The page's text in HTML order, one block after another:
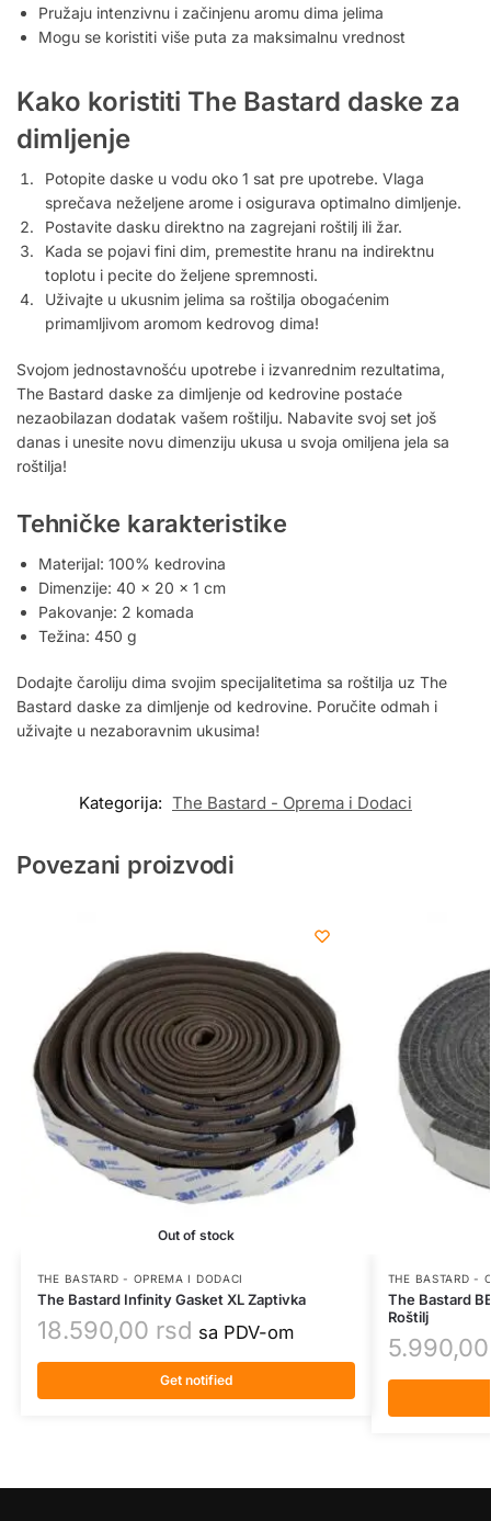
Pružaju intenzivnu i začinjenu aromu dima jelima
Mogu se koristiti više puta za maksimalnu vrednost
Kako koristiti The Bastard daske za
dimljenje
Potopite daske u vodu oko 1 sat pre upotrebe. Vlaga
sprečava neželjene arome i osigurava optimalno dimljenje.
Postavite dasku direktno na zagrejani roštilj ili žar.
Kada se pojavi fini dim, premestite hranu na indirektnu
toplotu i pecite do željene spremnosti.
Uživajte u ukusnim jelima sa roštilja obogaćenim
primamljivom aromom kedrovog dima!
Svojom jednostavnošću upotrebe i izvanrednim rezultatima,
The Bastard daske za dimljenje od kedrovine postaće
nezaobilazan dodatak vašem roštilju. Nabavite svoj set još
danas i unesite novu dimenziju ukusa u svoja omiljena jela sa
roštilja!
Tehničke karakteristike
Materijal: 100% kedrovina
Dimenzije: 40 x 20 x 1 cm
Pakovanje: 2 komada
Težina: 450 g
Dodajte čaroliju dima svojim specijalitetima sa roštilja uz The
Bastard daske za dimljenje od kedrovine. Poručite odmah i
uživajte u nezaboravnim ukusima!
Kategorija: The Bastard - Oprema i Dodaci
Povezani proizvodi
Out of stock
THE BASTARD - OPREMA I DODACI
The Bastard Infinity Gasket XL Zaptivka
18.590,00 rsd sa PDV-om
Get notified
THE BASTARD -
The Bastard
Roštilj